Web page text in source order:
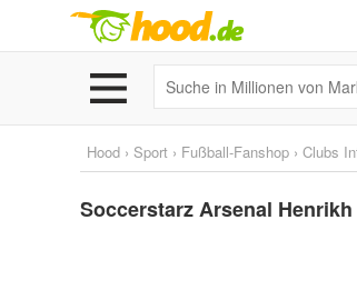
Hood › Sport › Fußball-Fanshop › Clubs
Soccerstarz Arsenal